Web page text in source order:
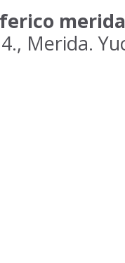
merida
Merida.